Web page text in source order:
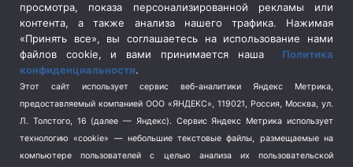
Социальная политика
(3)
Спецоперация в Украине
Спецоперация на Украине
(404)
Спорт (740)
Терроризм (1)
Транспорт (262)
Туризм (178)
просмотра, показа персонализированной рекламы или
контента, а также анализа нашего трафика. Нажимая
«Принять все», вы соглашаетесь на использование нами
файлов cookie, и вами принимается наша Политика
конфиденциальности.
Этот сайт использует сервис веб-аналитики Яндекс Метрика,
предоставляемый компанией ООО «ЯНДЕКС», 119021, Россия, Москва, ул.
Л. Толстого, 16 (далее — Яндекс). Сервис Яндекс Метрика использует
технологию «cookie» — небольшие текстовые файлы, размещаемые на
компьютере пользователей с целью анализа их пользовательской